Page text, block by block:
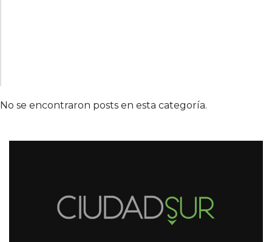
No se encontraron posts en esta categoría.